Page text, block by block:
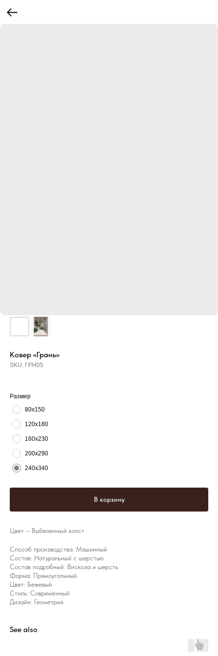
Ковер «Грань»
SKU: ГРН05
Размер
80х150
120х180
160х230
200х290
240х340
В корзину
Цвет – Выбеленный холст
Способ производства: Машинный
Состав: Натуральный с шерстью
Состав подробный: Вискоза и шерсть
Форма: Прямоугольный
Цвет: Бежевый
Стиль: Современный
Дизайн: Геометрия
See also